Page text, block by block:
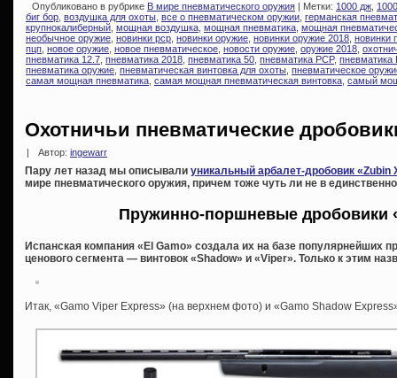
Опубликовано в рубрике В мире пневматического оружия | Метки: 1000 дж
биг бор воздушка для охоты все о пневматическом оружии германская
крупнокалиберный мощная воздушка мощная пневматика мощная
необычное оружие новинки pcp новинки оружие новинки оружие 2018 новинки
пцп новое оружие новое пневматическое новости оружие оружие 2018
пневматика 12.7 пневматика 2018 пневматика 50 пневматика PCP, пневматика
пневматика оружие пневматическая винтовка для охоты пневматическое
самая мощная пневматика самая мощная пневматическая винтовка самый
Охотничьи пневматические
| Автор: ingewarr
Пару лет назад мы описывали уникальный арбалет-дробовик «Zubin
мире пневматического оружия, причем тоже чуть ли не в
Пружинно-поршневые дробовики
Испанская компания «El Gamo» создала их на базе популярнейших
ценового сегмента — винтовок «Shadow» и «Viper». Только к этим
Итак, «Gamo Viper Express» (на верхнем фото) и «Gamo Shadow